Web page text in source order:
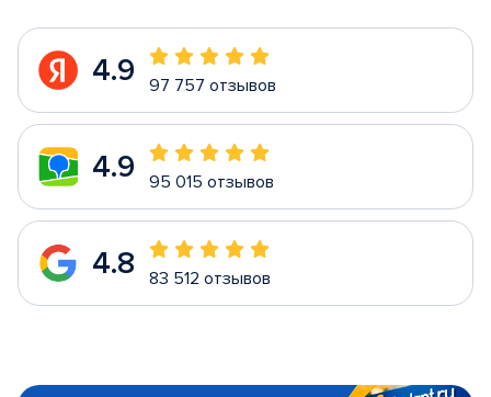
4.9 97 757 отзывов
4.9 95 015 отзывов
4.8 83 512 отзывов